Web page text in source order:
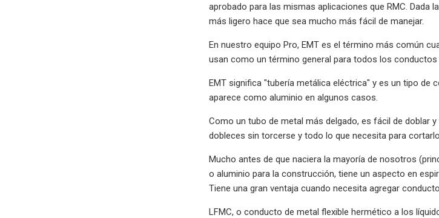
aprobado para las mismas aplicaciones que RMC.
más ligero hace que sea mucho más fácil de manejar.
En nuestro equipo Pro, EMT es el término más común
usan como un término general para todos los
EMT significa "tubería metálica eléctrica" ​​y es un tipo de
aparece como aluminio en algunos casos.
Como un tubo de metal más delgado, es fácil de doblar
dobleces sin torcerse y todo lo que necesita para
Mucho antes de que naciera la mayoría de nosotros
o aluminio para la construcción, tiene un aspecto en
Tiene una gran ventaja cuando necesita agregar
LFMC, o conducto de metal flexible hermético a los